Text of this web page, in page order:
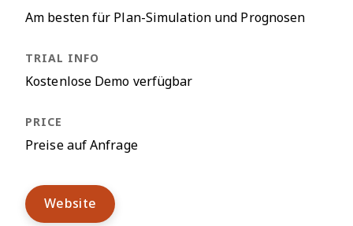
Am besten für Plan-Simulation und Prognosen
Kostenlose Demo verfügbar
Preise auf Anfrage
Website